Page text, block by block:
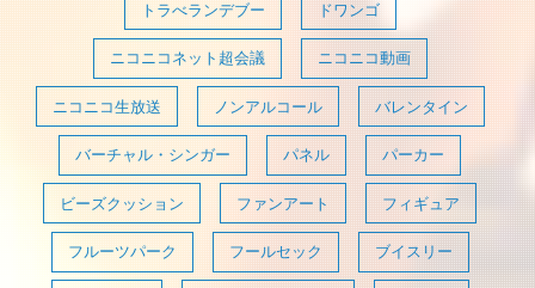
トラべランデブー ドワンゴ
ニコニコネット超会議 ニコニコ動画
ニコニコ生放送 ノンアルコール バレンタイン
バーチャル・シンガー パネル パーカー
ビーズクッション ファンアート フィギュア
フルーツパーク フールセック ブイスリー